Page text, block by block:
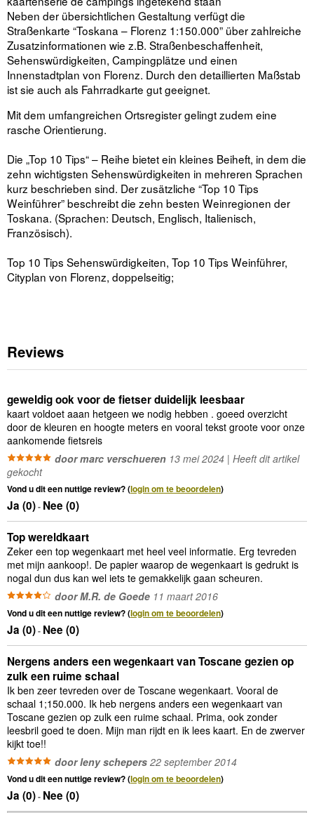
Neben der übersichtlichen Gestaltung verfügt die
Straßenkarte “Toskana – Florenz 1:150.000” über zahlreiche
Zusatzinformationen wie z.B. Straßenbeschaffenheit,
Sehenswürdigkeiten, Campingplätze und einen
Innenstadtplan von Florenz. Durch den detaillierten Maßstab
ist sie auch als Fahrradkarte gut geeignet.
Mit dem umfangreichen Ortsregister gelingt zudem eine
rasche Orientierung.
Die „Top 10 Tips“ – Reihe bietet ein kleines Beiheft, in dem die
zehn wichtigsten Sehenswürdigkeiten in mehreren Sprachen
kurz beschrieben sind. Der zusätzliche “Top 10 Tips
Weinführer” beschreibt die zehn besten Weinregionen der
Toskana. (Sprachen: Deutsch, Englisch, Italienisch,
Französisch).
Top 10 Tips Sehenswürdigkeiten, Top 10 Tips Weinführer,
Cityplan von Florenz, doppelseitig;
Reviews
geweldig ook voor de fietser duidelijk leesbaar
kaart voldoet aaan hetgeen we nodig hebben . goeed overzicht
door de kleuren en hoogte meters en vooral tekst groote voor onze
aankomende fietsreis
door marc verschueren 13 mei 2024 | Heeft dit artikel
gekocht
Vond u dit een nuttige review? (login om te beoordelen)
Ja (0)- Nee (0)
Top wereldkaart
Zeker een top wegenkaart met heel veel informatie. Erg tevreden
met mijn aankoop!. De papier waarop de wegenkaart is gedrukt is
nogal dun dus kan wel iets te gemakkelijk gaan scheuren.
door M.R. de Goede 11 maart 2016
Vond u dit een nuttige review? (login om te beoordelen)
Ja (0)- Nee (0)
Nergens anders een wegenkaart van Toscane gezien op
zulk een ruime schaal
Ik ben zeer tevreden over de Toscane wegenkaart. Vooral de
schaal 1;150.000. Ik heb nergens anders een wegenkaart van
Toscane gezien op zulk een ruime schaal. Prima, ook zonder
leesbril goed te doen. Mijn man rijdt en ik lees kaart. En de zwerver
kijkt toe!!
door leny schepers 22 september 2014
Vond u dit een nuttige review? (login om te beoordelen)
Ja (0)- Nee (0)